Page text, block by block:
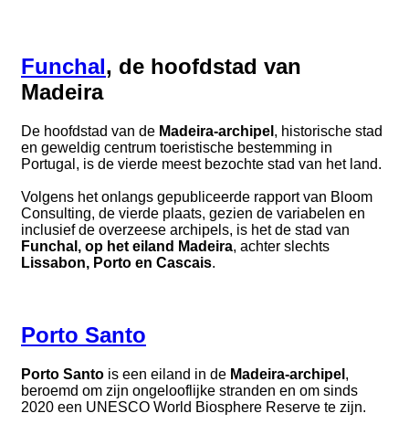
Funchal, de hoofdstad van
Madeira
De hoofdstad van de Madeira-archipel , historische stad
en geweldig centrum toeristische bestemming in
Portugal, is de vierde meest bezochte stad van het land.
Volgens het onlangs gepubliceerde rapport van Bloom
Consulting, de vierde plaats, gezien de variabelen en
inclusief de overzeese archipels, is het de stad van
Funchal, op het eiland Madeira, achter slechts
Lissabon, Porto en Cascais.
Porto Santo
Porto Santo is een eiland in de Madeira-archipel ,
beroemd om zijn ongelooflijke stranden en om sinds
2020 een UNESCO World Biosphere Reserve te zijn.